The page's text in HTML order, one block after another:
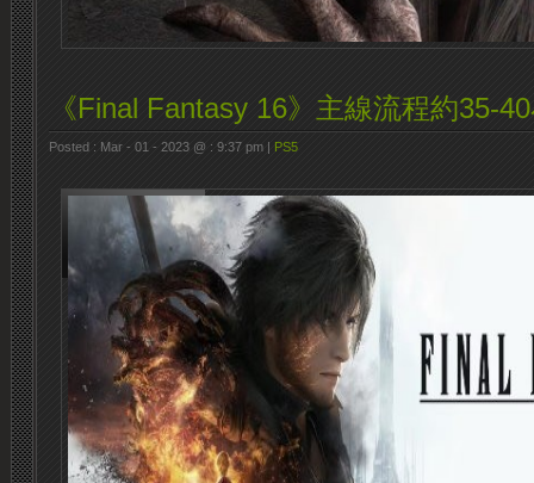
《Final Fantasy 16》主線流程約35-
Posted : Mar - 01 - 2023 @ : 9:37 pm | PS5